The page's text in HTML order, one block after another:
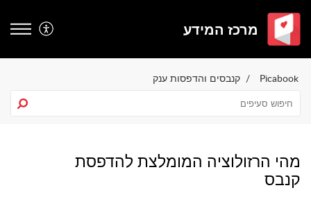
מרכז המידע
Picabook קנבסים והדפסות ענק
מהי הרזולוציה המומלצת להדפסת
קנבס